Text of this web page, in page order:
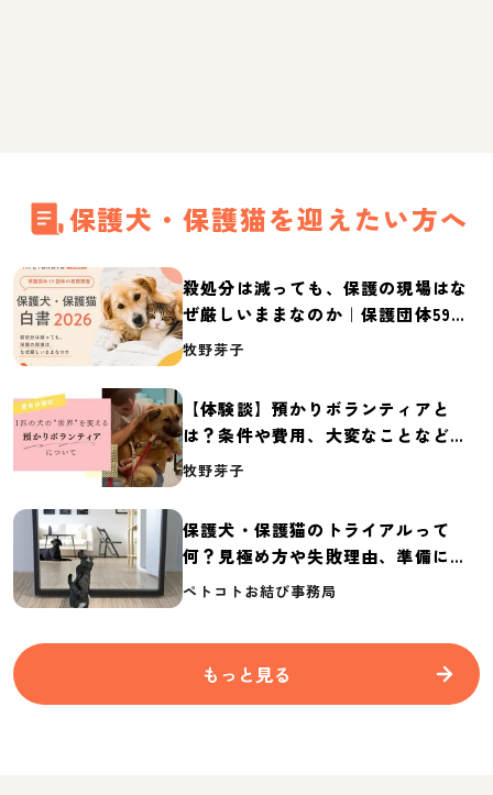
保護犬・保護猫を迎えたい方へ
殺処分は減っても、保護の現場はな
ぜ厳しいままなのか｜保護団体59団
体の実態調査【保護犬・保護猫白書
牧野芽子
【体験談】預かりボランティアと
は？条件や費用、大変なことなど紹
介
牧野芽子
保護犬・保護猫のトライアルって
何？見極め方や失敗理由、準備に必
要なものを紹介
ペトコトお結び事務局
もっと見る